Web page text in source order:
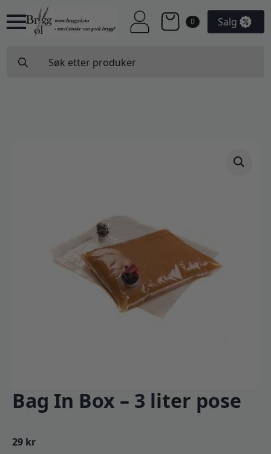
0 Salg
for:
Bag In Box – 3 liter pose
29 kr